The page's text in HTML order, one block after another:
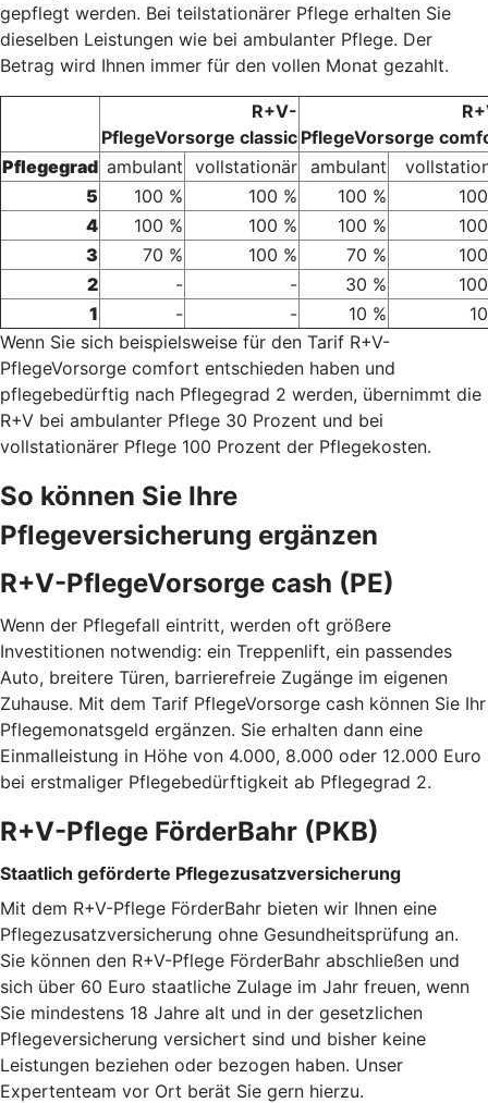
gepflegt werden. Bei teilstationärer Pflege erhalten Sie
dieselben Leistungen wie bei ambulanter Pflege. Der
Betrag wird Ihnen immer für den vollen Monat gezahlt.
R+V-
PflegeVorsorge classic PflegeVorsorge
Pflegegrad ambulant vollstationär ambulant
5
100 % 100 % 100 %
4
100 % 100 % 100 %
3
70 % 100 % 70 %
2
- - 30 %
1
- - 10 %
Wenn Sie sich beispielsweise für den Tarif R+V-
PflegeVorsorge comfort entschieden haben und
pflegebedürftig nach Pflegegrad 2 werden, übernimmt die
R+V bei ambulanter Pflege 30 Prozent und bei
vollstationärer Pflege 100 Prozent der Pflegekosten.
So können Sie Ihre
Pflegeversicherung ergänzen
R+V-PflegeVorsorge cash (PE)
Wenn der Pflegefall eintritt, werden oft größere
Investitionen notwendig: ein Treppenlift, ein passendes
Auto, breitere Türen, barrierefreie Zugänge im eigenen
Zuhause. Mit dem Tarif PflegeVorsorge cash können Sie Ihr
Pflegemonatsgeld ergänzen. Sie erhalten dann eine
Einmalleistung in Höhe von 4.000, 8.000 oder 12.000 Euro
bei erstmaliger Pflegebedürftigkeit ab Pflegegrad 2.
R+V-Pflege FörderBahr (PKB)
Staatlich geförderte Pflegezusatzversicherung
Mit dem R+V-Pflege FörderBahr bieten wir Ihnen eine
Pflegezusatzversicherung ohne Gesundheitsprüfung an.
Sie können den R+V-Pflege FörderBahr abschließen und
sich über 60 Euro staatliche Zulage im Jahr freuen, wenn
Sie mindestens 18 Jahre alt und in der gesetzlichen
Pflegeversicherung versichert sind und bisher keine
Leistungen beziehen oder bezogen haben. Unser
Expertenteam vor Ort berät Sie gern hierzu.